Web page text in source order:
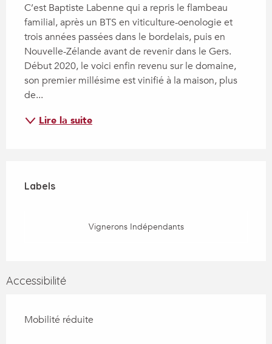
C’est Baptiste Labenne qui a repris le flambeau
familial, après un BTS en viticulture-oenologie et
trois années passées dans le bordelais, puis en
Nouvelle-Zélande avant de revenir dans le Gers.
Début 2020, le voici enfin revenu sur le domaine,
son premier millésime est vinifié à la maison, plus
de...
Lire la suite
Labels
Labels
Vignerons Indépendants
Accessibilité
Mobilité réduite